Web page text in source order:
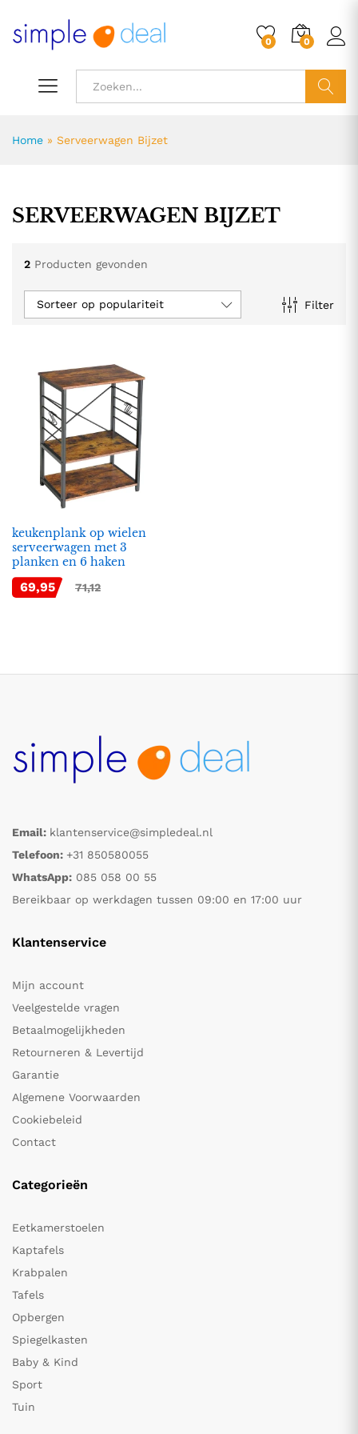
0 0
Home » Serveerwagen Bijzet
SERVEERWAGEN BIJZET
2 Producten gevonden
Filter
Sorteer op populariteit
keukenplank op wielen
serveerwagen met 3
planken en 6 haken
69,95 71,12
Email: klantenservice@simpledeal.nl
Telefoon: +31 850580055
WhatsApp: 085 058 00 55
Bereikbaar op werkdagen tussen 09:00 en 17:00 uur
Klantenservice
Mijn account
Veelgestelde vragen
Betaalmogelijkheden
Retourneren & Levertijd
Garantie
Algemene Voorwaarden
Cookiebeleid
Contact
Categorieën
Eetkamerstoelen
Kaptafels
Krabpalen
Tafels
Opbergen
Spiegelkasten
Baby & Kind
Sport
Tuin